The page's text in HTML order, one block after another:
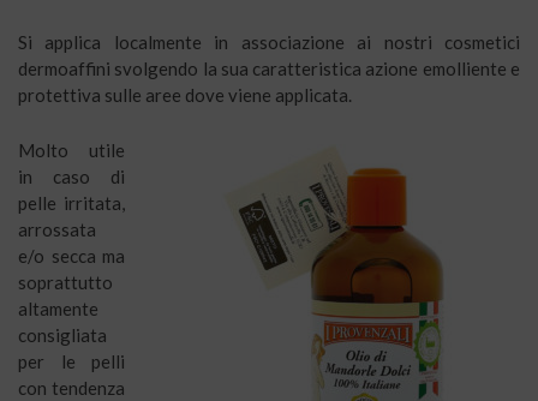
Si applica localmente in associazione ai nostri cosmetici
dermoaffini svolgendo la sua caratteristica azione emolliente e
protettiva sulle aree dove viene applicata.
Molto utile
in caso di
pelle irritata,
arrossata
e/o secca ma
soprattutto
altamente
consigliata
per le pelli
con tendenza